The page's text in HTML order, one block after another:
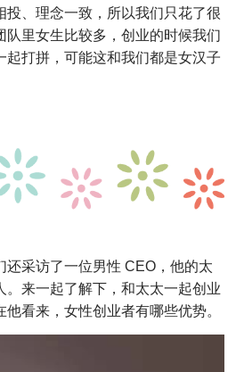
投、理念一致，所以我们只花了很
队里女生比较多，创业的时候我们
起打拼，可能这和我们都是女汉子
还采访了一位男性 CEO，他的太
。来一起了解下，和太太一起创业
看来，女性创业者有哪些优势。